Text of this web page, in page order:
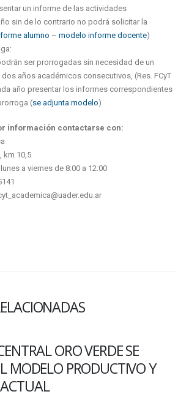
un informe de las actividades
sin de lo contrario no podrá solicitar la
alumno – modelo informe docente)
ser prorrogadas sin necesidad de un
años académicos consecutivos, (Res. FCyT
año presentar los informes correspondientes
(se adjunta modelo)
información contactarse con:
km 10,5
a viernes de 8:00 a 12:00
SENDOS CONVENIOS CON
DE MOCORETÁ -
UNA ESCUELA DE CHAJARÍ